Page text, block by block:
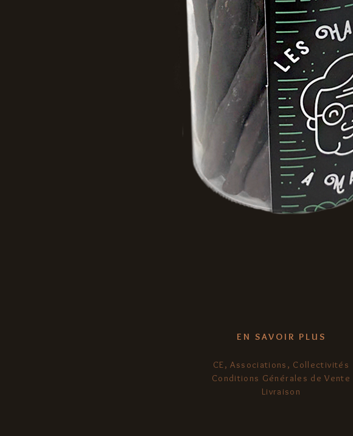
EN SAVOIR PLUS
CE, Associations, Collectivités
Conditions Générales de Vente
Livraison